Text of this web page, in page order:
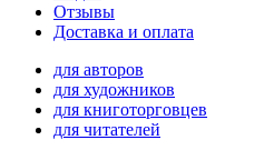
Отзывы
Доставка и оплата
для авторов
для художников
для книготорговцев
для читателей